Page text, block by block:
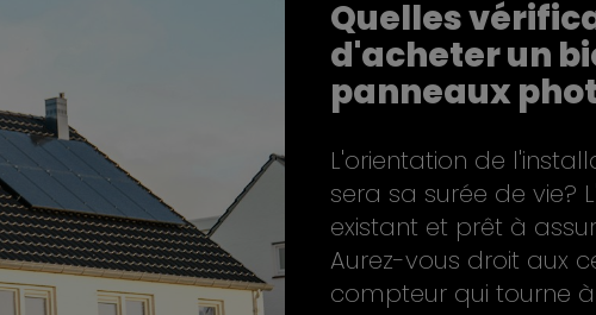
Quelles
d'acheter un
panneaux
L'orientation de
sera sa surée de vie?
existant et prêt à
Aurez-vous droit aux
compteur qui tourne